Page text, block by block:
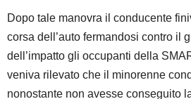
Dopo tale manovra il conducente
corsa dell’auto fermandosi contro il
dell’impatto gli occupanti della
veniva rilevato che il minorenne
nonostante non avesse conseguito